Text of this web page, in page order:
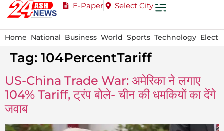
E-Paper Select City
Home National Business World Sports Technology
Tag: 104PercentTariff
US-China Trade War: अमेरिका ने लगाए
104% Tariff, ट्रंप बोले- चीन की धमकियों का देंगे
जवाब